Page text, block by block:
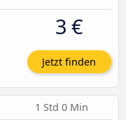
3 €
Jetzt finden
1 Std 0 Min